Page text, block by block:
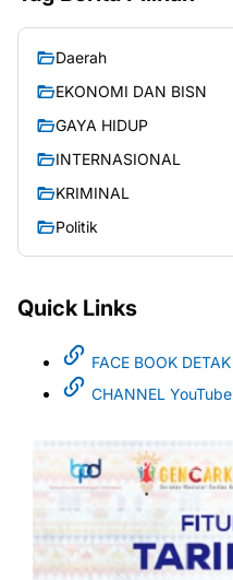
Daerah
EKONOMI DAN BISN
GAYA HIDUP
INTERNASIONAL
KRIMINAL
Politik
Quick Links
FACE BOOK
CHANNEL